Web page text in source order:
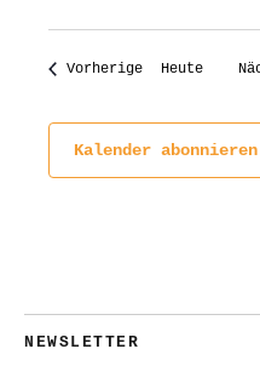
Vorherige Heute
Kalender abonnieren
NEWSLETTER